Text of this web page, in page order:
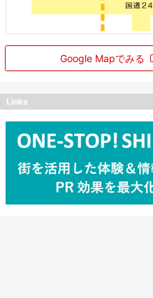
Google Mapでみる
Links